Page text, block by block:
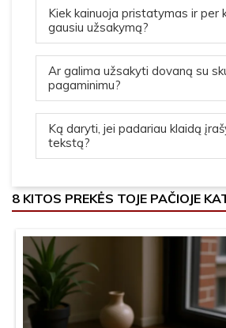
Kiek kainuoja pristatymas ir per
gausiu užsakymą?
Ar galima užsakyti dovaną su
pagaminimu?
Ką daryti, jei padariau klaidą
tekstą?
8 KITOS PREKĖS TOJE PAČIOJE